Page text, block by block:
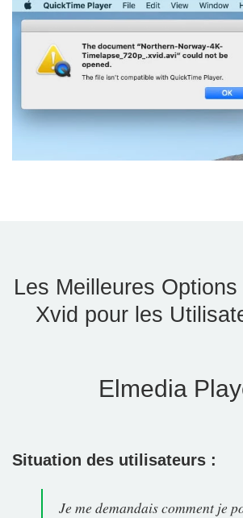
Les Meilleures
Xvid pour les
Elmedia
Situation des utilisateurs :
Je me demandais comment je